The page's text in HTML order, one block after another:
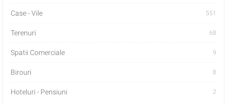
Case - Vile 551
Terenuri 68
Spatii Comerciale 9
Birouri 8
Hoteluri - Pensiuni 2